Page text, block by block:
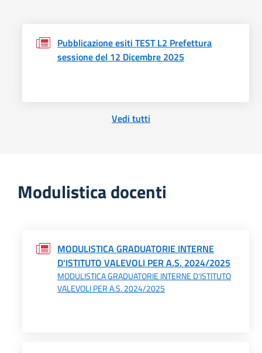
Pubblicazione esiti TEST L2 Prefettura
sessione del 12 Dicembre 2025
Vedi tutti
Modulistica docenti
MODULISTICA GRADUATORIE INTERNE
D'ISTITUTO VALEVOLI PER A.S. 2024/2025
MODULISTICA GRADUATORIE INTERNE D'ISTITUTO
VALEVOLI PER A.S. 2024/2025